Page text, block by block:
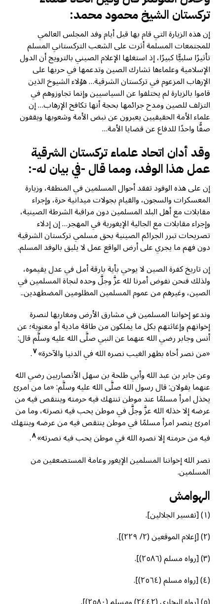
تركستان الشيخ محمود محمد:
إن هذه الزيارة التي قام بها قبل أيام وفد المجلس العالمي
للمجتمعات المسلمة أثرت على الشعب التركستاني المسلم
تأثيرًا سلبيًّا كبيرًا، إذ استغلها الإعلام الصيني بالترويج أن الدول
الإسلامية وعلماءها تشارك الصين وتدعمها في حربها على
الإرهاب المزعوم في تركستان الشرقية… هؤلاء الشيوخ الذين
قاموا بالزيارة لم يختلفوا عن السياسيين وإنما تجاوزوهم في
التزلف للصين ومدح جرائمها بحجة أنها تكافح الإرهاب… إن
علماء الأمة الحقيقيين يعبرون عن نبض الأمة وشعوبها ويقفون
صفًّا واحدًا للدفاع عن قضايا الأمة…
وقد أدان اتحاد علماء تركستان الشرقية
عمل هذا الوفد، ومما قال -في بيان له-:
إن على هذه الوفود تفقد أحوال المسلمين في المنطقة، وزيارة
المعسكرات والسجون، والقيام بجولات ميدانية حرة، وإجراء
مقابلات مع أهل البلد المسلمين دون مراقبة الشرطة الصينية،
وإجراء مقابلات مع الجالية الإيغورية في المهجر… إن إدلاء
تصريحات تبرر الجرائم الصينية بحق مسلمي تركستان الشرقية
دون فهم ما يجري على أرض الواقع عمل لا يليق بالوفد المسلم.
إن تاريخ كفرة الصين لا يوحي بأية بارقة أمل في عدل يقيموه،
ولذلك فنحن نفوض أمرنا لله عزَّ وجلَّ وحده لنجاة المسلمين في
الصين، وغيرهم من عموم المسلمين المظلومين المضطهدين..
وندعو إخواننا المسلمين في مشارق الأرض ومغاربها لنصرة
إخوانهم وإغاثتهم بكل ما يملكون من طاقة مادية أو معنوية؛ عن
أنس وجابر رضي الله عنهما عن النبي صلَّى الله عليه وسلَّم قال:
«من نصر أخاه بظهر الغيب نصره الله في الدنيا والآخرة»٧.
وعن جابر بن عبد الله وأبي طلحة بن سهل الأنصاريين رضي الله
عنهما يقولان: قال رسول الله صلَّى الله عليه وسلَّم: «ما من امرئ
يخذل امرأ مسلمًا عند موطن تنتهك فيه حرمته وينتقص فيه من
عرضه إلا خذله الله عزَّ وجلَّ في موطن يحب فيه نصرته، وما من
امرئ ينصر امرأ مسلمًا في موطن ينتقص فيه من عرضه وينتهك
فيه من حرمته إلا نصره الله في موطن يحب فيه نصرته»٨.
نصر الله إخواننا المسلمين الإيغور وعامة المستضعفين من
المسلمين.
الهوامش
(١) [تفسير الجلالين].
(٢) [إعلام الموقعين (٢/ ٢٢٩)].
(٣) [رواه مسلم (٢٥٨٦)].
(٤) [رواه مسلم (٢٥٦٤)].